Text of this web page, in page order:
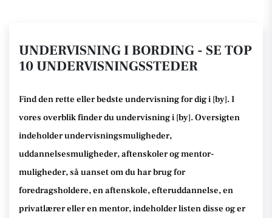
UNDERVISNING I BORDING - SE TOP
10 UNDERVISNINGSSTEDER
Find den rette eller bedste undervisningfor dig i [by]. I
vores overblik finder du undervisning i [by].Oversigten
indeholder undervisningsmuligheder,
uddannelsesmuligheder, aftenskoler og mentor-
muligheder, så uanset om du har brug for
foredragsholdere, en aftenskole, efteruddannelse, en
privatlærer eller en mentor, indeholder listen disse og er